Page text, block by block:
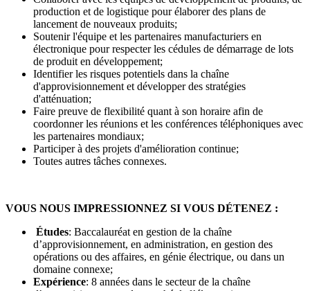
production et de logistique pour élaborer des plans de
lancement de nouveaux produits;
Soutenir l'équipe et les partenaires manufacturiers en
électronique pour respecter les cédules de démarrage de lots
de produit en développement;
Identifier les risques potentiels dans la chaîne
d'approvisionnement et développer des stratégies
d'atténuation;
Faire preuve de flexibilité quant à son horaire afin de
coordonner les réunions et les conférences téléphoniques avec
les partenaires mondiaux;
Participer à des projets d'amélioration continue;
Toutes autres tâches connexes.
VOUS NOUS IMPRESSIONNEZ SI VOUS DÉTENEZ :
Études: Baccalauréat en gestion de la chaîne
d’approvisionnement, en administration, en gestion des
opérations ou des affaires, en génie électrique, ou dans un
domaine connexe;
Expérience: 8 années dans le secteur de la chaîne